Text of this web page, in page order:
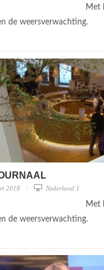
Met
de weersverwachting.
2018 Nederland 1
Met
de weersverwachting.